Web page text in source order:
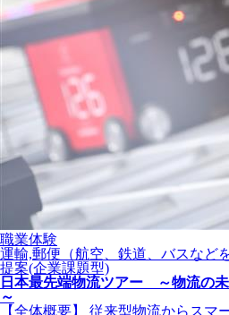
職業体験
運輸,郵便（航空、鉄道、バスなど
提案(企業課題型)
日本最先端物流ツアー ～物流の
～
【全体概要】 従来型物流からスマ